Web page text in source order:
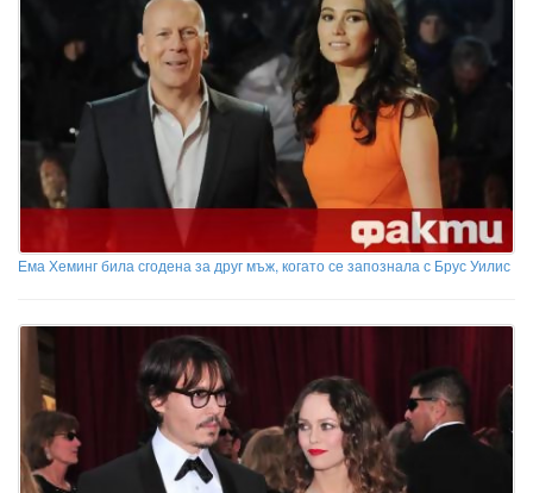
Ема Хеминг била сгодена за друг мъж, когато се запознала с Брус Уилис